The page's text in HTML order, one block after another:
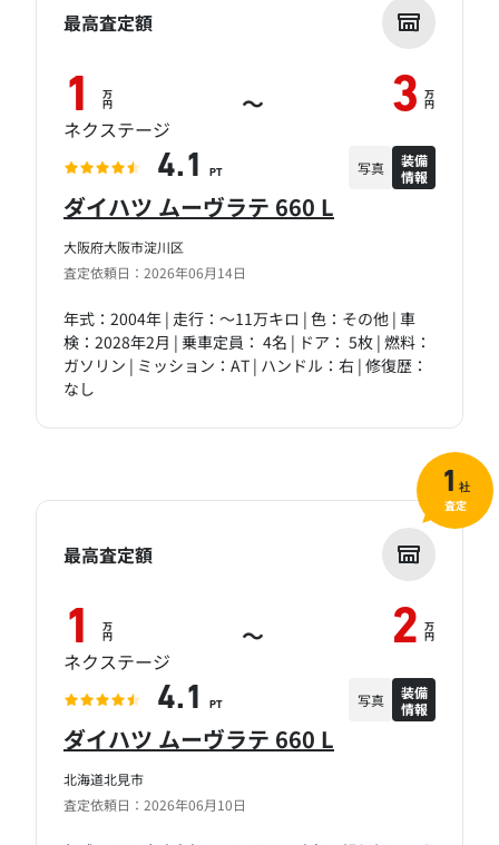
大阪府大阪市淀川区
査定依頼日：2026年06月14日
ダイハツ ムーヴラテ 660 L
年式：2004年 | 走行：～11万キロ | 色：その他 | 車
検：2028年2月 | 乗車定員： 4名 | ドア： 5枚 | 燃料：
ガソリン | ミッション：AT | ハンドル：右 | 修復歴：
なし
最高査定額
1 万
円 ～ 3 万
円
ネクステージ
4.1 PT 写真
装備
情報
北海道北見市
査定依頼日：2026年06月10日
ダイハツ ムーヴラテ 660 L
最高査定額
1 万
円 ～ 2 万
円
ネクステージ
4.1 PT 写真
装備
情報
1 社
査定